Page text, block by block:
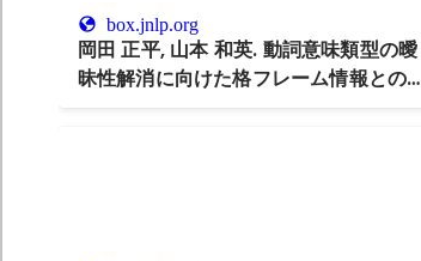
box.jnlp.org
岡田 正平, 山本 和英. 動詞意味類型の曖
昧性解消に向けた格フレーム情報との関